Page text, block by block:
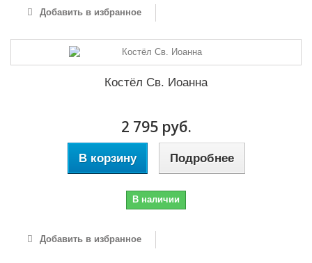
Добавить в избранное
Костёл Св. Иоанна
2 795 руб.
В корзину Подробнее
В наличии
Добавить в избранное